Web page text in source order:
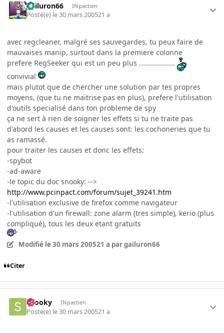
gailuron66 INpactien
Posté(e) le 30 mars 200521 a
avec regcleaner, malgré ses sauvegardes, tu peux faire de
mauvaises manip, surtout dans la premiere colonne
prefere RegSeeker qui est un peu plus ..................
convivial
mais plutot que de chercher une solution par tes propres
moyens, (que tu ne maitrise pas en plus), prefere l'utilisation
d'outils specialisé dans ton probleme de spy
ça ne sert à rien de soigner les effets si tu ne traite pas
d'abord les causes et les causes sont: les cochoneries que tu
as ramassé.
pour traiter les causes et donc les effets:
-spybot
-ad-aware
-le topic du doc snooky: -->
http://www.pcinpact.com/forum/sujet_39241.htm
-l'utilisation exclusive de firefox comme navigateur
-l'utilisation d'un firewall: zone alarm (tres simple), kerio (plus
compliqué), tous les deux etant gratuits
Modifié le 30 mars 200521 a par gailuron66
Citer
snooky INpactien
Posté(e) le 30 mars 200521 a